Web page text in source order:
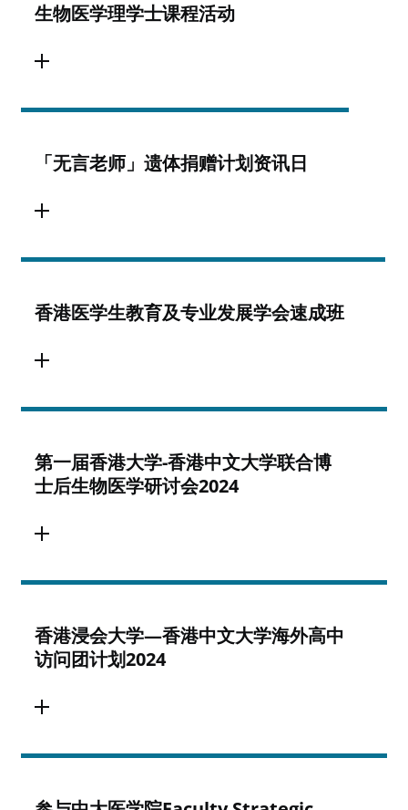
生物医学理学士课程活动
「无言老师」遗体捐赠计划资讯日
香港医学生教育及专业发展学会速成班
第一届香港大学-香港中文大学联合博
士后生物医学研讨会2024
香港浸会大学—香港中文大学海外高中
访问团计划2024